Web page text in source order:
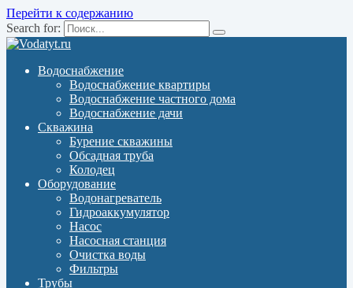
Перейти к содержанию
Search for:
Водоснабжение
Водоснабжение квартиры
Водоснабжение частного дома
Водоснабжение дачи
Скважина
Бурение скважины
Обсадная труба
Колодец
Оборудование
Водонагреватель
Гидроаккумулятор
Насос
Насосная станция
Очистка воды
Фильтры
Трубы